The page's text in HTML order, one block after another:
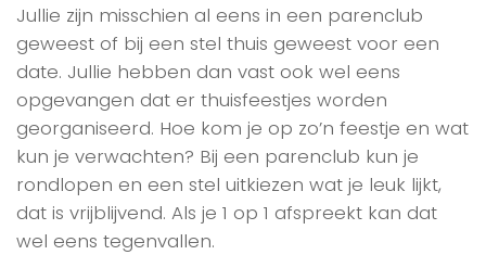
Jullie zijn misschien al eens in een parenclub
geweest of bij een stel thuis geweest voor een
date. Jullie hebben dan vast ook wel eens
opgevangen dat er thuisfeestjes worden
georganiseerd. Hoe kom je op zo’n feestje en wat
kun je verwachten? Bij een parenclub kun je
rondlopen en een stel uitkiezen wat je leuk lijkt,
dat is vrijblijvend. Als je 1 op 1 afspreekt kan dat
wel eens tegenvallen.